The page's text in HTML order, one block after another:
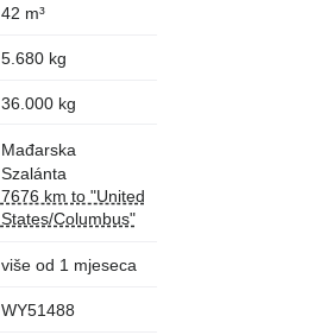
42 m³
5.680 kg
36.000 kg
Mađarska
Szalánta
7676 km to "United
States/Columbus"
više od 1 mjeseca
WY51488